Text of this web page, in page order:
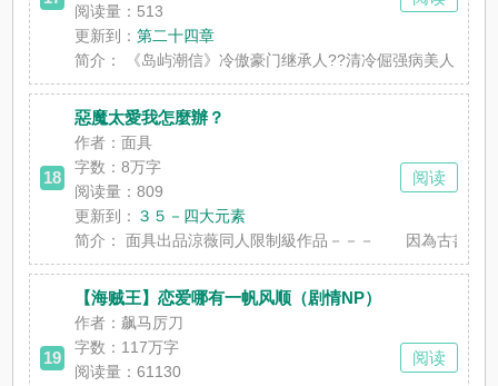
阅读量：513
更新到：第二十四章
简介：
《岛屿潮信》冷傲豪门继承人??清冷倔强病美人｜
18
惡魔太愛我怎麼辦？
作者：面具
字数：8万字
阅读量：809
更新到： ３５－四大元素
简介：
面具出品涼薇同人限制級作品－－－ 因為古書的咒
阅读
19
【海贼王】恋爱哪有一帆风顺（剧情NP）
作者：飙马厉刀
字数： 117万字
阅读量：61130
阅读